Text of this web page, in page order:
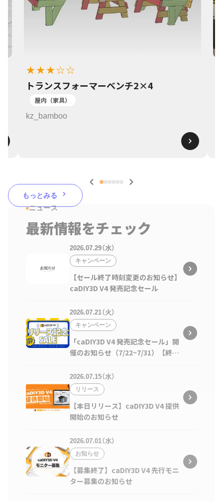
★★★☆☆
トランスフォーマーベンチ2×4
屋内（家具）
kz_bamboo
もっとみる
ニュース
最新情報をチェック
2026.07.29（水）
キャンペーン
【セール終了時刻変更のお知らせ】
caDIY3D V4 発売記念セール
2026.07.21（火）
キャンペーン
「caDIY3D V4 発売記念セール」開
催のお知らせ（7/22~7/31）【終了
2026.07.15（水）
リリース
【本日リリース】caDIY3D V4 提供
開始のお知らせ
2026.07.01（水）
お知らせ
【募集終了】caDIY3D V4 先行モニ
ター募集のお知らせ